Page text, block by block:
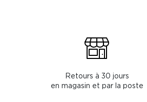
Retours à 30 jours
en magasin et par la poste